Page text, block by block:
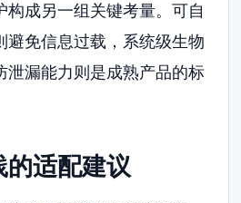
构成另一组关键考量。可自
避免信息过载，系统级生物
泄漏能力则是成熟产品的标
适配建议